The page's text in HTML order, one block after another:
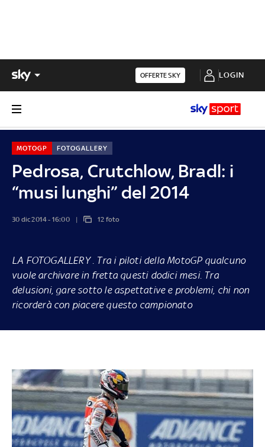
OFFERTE SKY LOGIN
Pedrosa, Crutchlow, Bradl: i
“musi lunghi” del 2014
MOTOGP FOTOGALLERY
30 dic 2014 - 16:00 12 foto
LA FOTOGALLERY . Tra i piloti della MotoGP qualcuno
vuole archivare in fretta questi dodici mesi. Tra
delusioni, gare sotto le aspettative e problemi, chi non
ricorderà con piacere questo campionato